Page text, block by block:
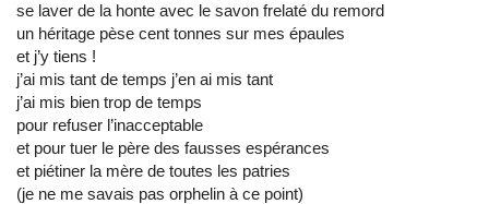
se laver de la honte avec le savon frelaté du remord
un héritage pèse cent tonnes sur mes épaules
et j’y tiens !
j’ai mis tant de temps j’en ai mis tant
j’ai mis bien trop de temps
pour refuser l’inacceptable
et pour tuer le père des fausses espérances
et piétiner la mère de toutes les patries
(je ne me savais pas orphelin à ce point)